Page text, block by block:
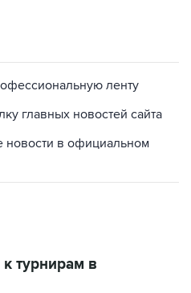
ленту
главных новостей сайта
новости в официальном
к турнирам в